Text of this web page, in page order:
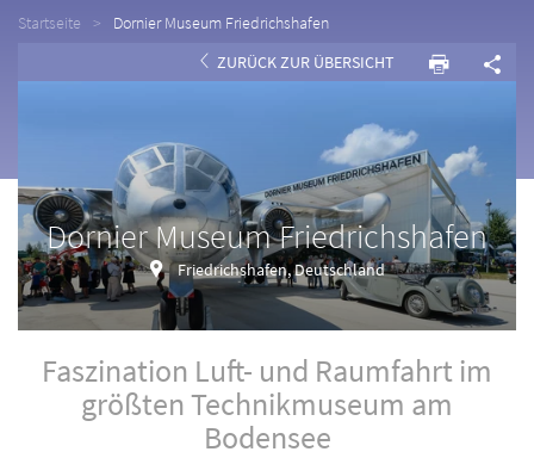
Startseite
Dornier Museum Friedrichshafen
ZURÜCK ZUR ÜBERSICHT
Dornier Museum Friedrichshafen
Friedrichshafen, Deutschland
Faszination Luft- und Raumfahrt im
größten Technikmuseum am
Bodensee